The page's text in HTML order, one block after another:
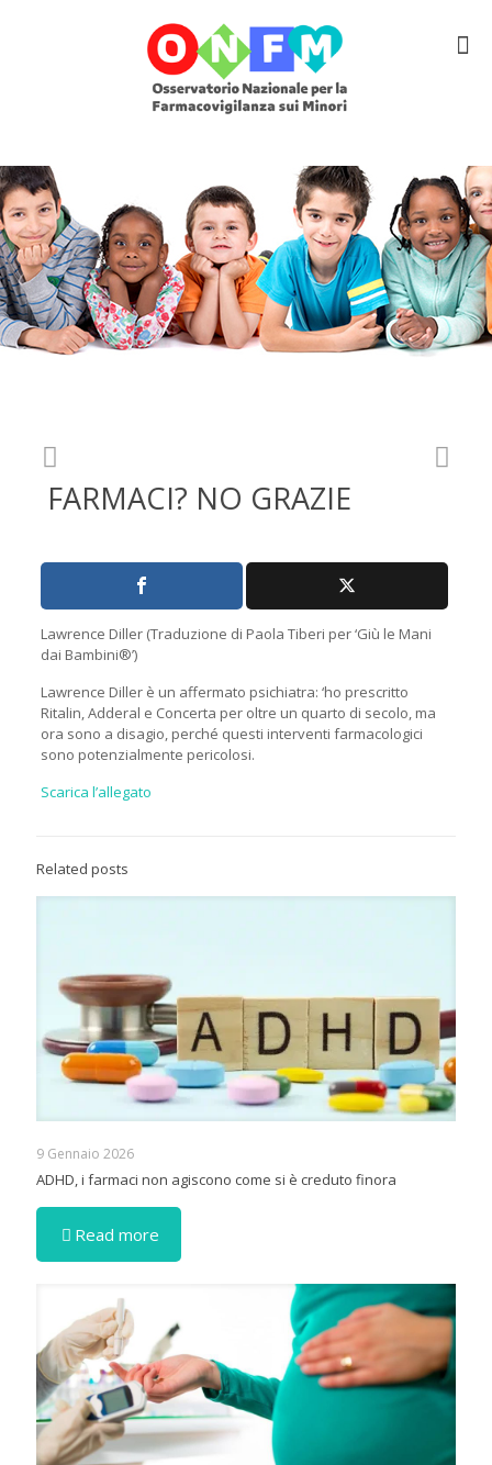
FARMACI? NO GRAZIE
Lawrence Diller (Traduzione di Paola Tiberi per ‘Giù le Mani
dai Bambini®’)
Lawrence Diller è un affermato psichiatra: ‘ho prescritto
Ritalin, Adderal e Concerta per oltre un quarto di secolo, ma
ora sono a disagio, perché questi interventi farmacologici
sono potenzialmente pericolosi.
Scarica l’allegato
Related posts
9 Gennaio 2026
ADHD, i farmaci non agiscono come si è creduto finora
Read more